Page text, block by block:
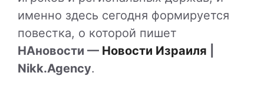
именно здесь сегодня формируется
повестка, о которой пишет
НАновости — Новости Израиля
Nikk.Agency.